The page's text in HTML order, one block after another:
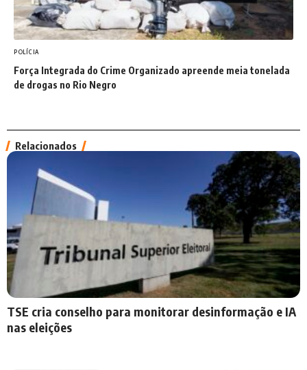
POLÍCIA
Força Integrada do Crime Organizado apreende meia tonelada
de drogas no Rio Negro
Relacionados
TSE cria conselho para monitorar desinformação e IA
nas eleições